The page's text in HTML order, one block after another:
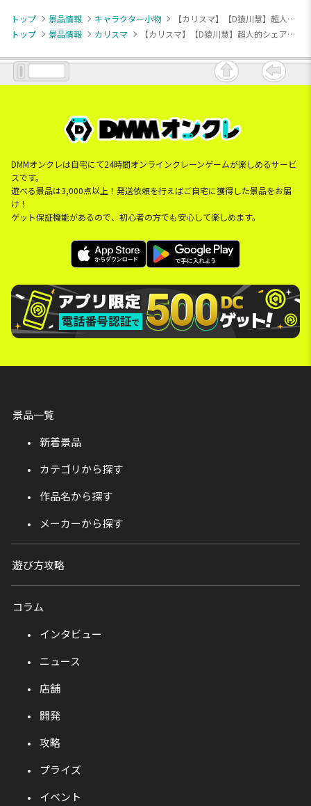
トップ 景品情報 キャラクター小物
【カリスマ】【D猿川慧】超人的シェアハウスストーリー『カリスマ』 おなまえアクリルバッジ～カリスマワールド～
トップ
景品情報 カリスマ 【カリスマ】【D猿川慧】超人的シェアハウスストーリー『カリスマ』 おなまえアクリルバッジ～カリスマワールド～
DMMオンクレは自宅にて24時間オンラインクレーンゲームが楽しめるサービ
スです。
遊べる景品は3,000点以上！発送依頼を行えばご自宅に獲得した景品をお届
け！
ゲット保証機能があるので、初心者の方でも安心して楽しめます。
景品一覧
新着景品
カテゴリから探す
作品名から探す
メーカーから探す
遊び方攻略
コラム
インタビュー
ニュース
店舗
開発
攻略
プライズ
イベント